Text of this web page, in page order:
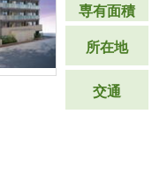
専有面積
所在地
交通